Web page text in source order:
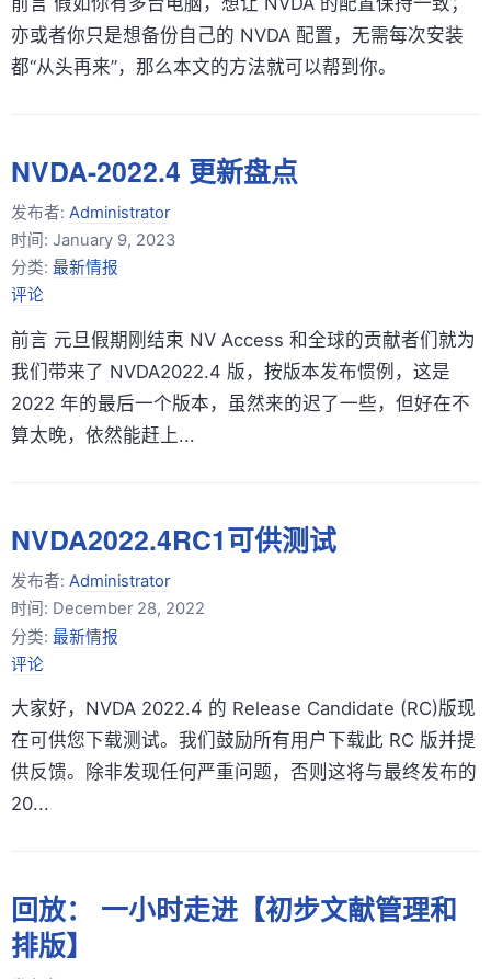
亦或者你只是想备份自己的 NVDA 配置，无需每次安装
都“从头再来”，那么本文的方法就可以帮到你。
NVDA-2022.4 更新盘点
发布者: Administrator
时间: January 9, 2023
分类: 最新情报
评论
前言 元旦假期刚结束 NV Access 和全球的贡献者们就为
我们带来了 NVDA2022.4 版，按版本发布惯例，这是
2022 年的最后一个版本，虽然来的迟了一些，但好在不
算太晚，依然能赶上...
NVDA2022.4RC1可供测试
发布者: Administrator
时间: December 28, 2022
分类: 最新情报
评论
大家好，NVDA 2022.4 的 Release Candidate (RC)版现
在可供您下载测试。我们鼓励所有用户下载此 RC 版并提
供反馈。除非发现任何严重问题，否则这将与最终发布的
20...
回放： 一小时走进【初步文献管理和
排版】